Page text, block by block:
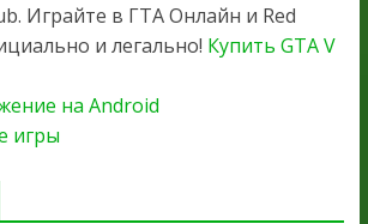
Играйте в ГТА Онлайн и Red
и легально! Купить GTA V
на Android
игры